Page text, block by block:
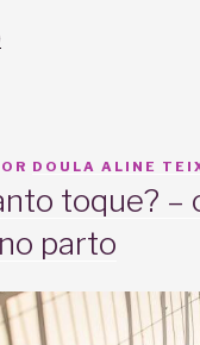
DOULA ALINE
toque? –
parto